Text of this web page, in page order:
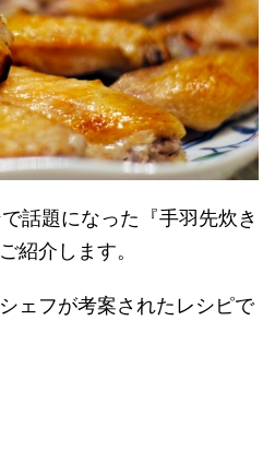
話題になった『手羽先炊き
紹介します。
ェフが考案されたレシピで